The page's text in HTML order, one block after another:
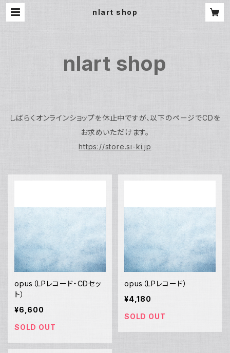
nlart shop
nlart shop
しばらくオンラインショップを休止中ですが、以下のページでCDを
お求めいただけます。
https://store.si-ki.jp
opus（LPレコード・CDセッ
ト）
¥6,600
SOLD OUT
opus（LPレコード）
¥4,180
SOLD OUT